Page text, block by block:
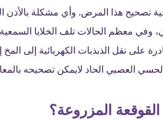
تصحيح هذا المرض. وأي مشكلة
وفي معظم الحالات تلف الخلايا
على نقل الذبذبات الكهربائية إلى
العصبي الحاد لايمكن تصحيحه
المزروعة؟